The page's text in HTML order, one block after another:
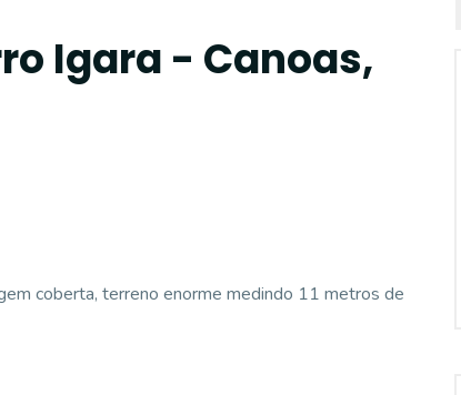
Igara - Canoas,
coberta, terreno enorme medindo 11 metros de